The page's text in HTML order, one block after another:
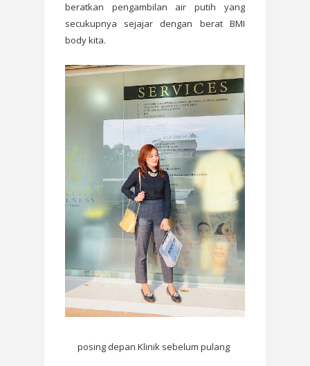
beratkan pengambilan air putih yang
secukupnya sejajar dengan berat BMI
body kita.
posing depan Klinik sebelum pulang